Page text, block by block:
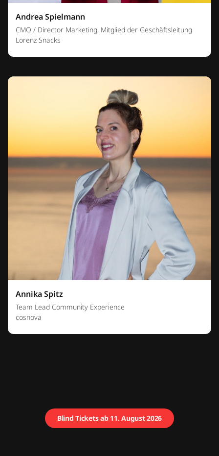
Andrea Spielmann
CMO / Director Marketing, Mitglied der Geschäftsleitung
Lorenz Snacks
Annika Spitz
Team Lead Community Experience
cosnova
Blind Tickets ab 11. August 2026